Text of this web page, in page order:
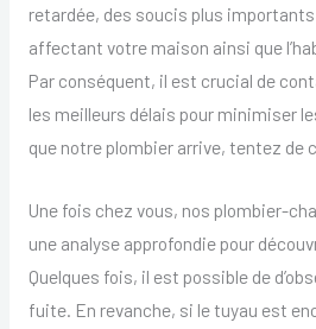
retardée, des soucis plus
affectant votre maison ainsi que
Par conséquent, il est crucial de
les meilleurs délais pour minimiser
que notre plombier arrive, tentez de
Une fois chez vous, nos plombier-
une analyse approfondie pour
Quelques fois, il est possible de
fuite. En revanche, si le tuyau est